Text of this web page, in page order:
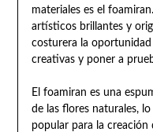
materiales es el
artísticos brillantes y
costurera la oportunidad
creativas y poner a
El foamiran es una
de las flores naturales,
popular para la creación